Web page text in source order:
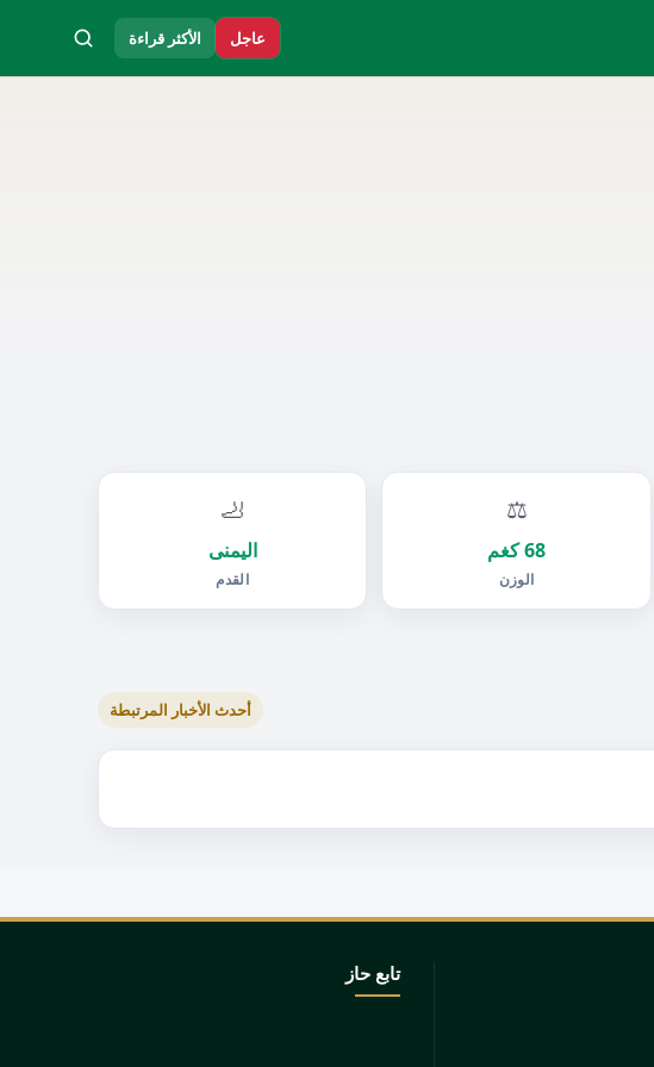
عاجل الأكثر قراءة
⚖️
68 كغم
الوزن
🦶
اليمنى
القدم
أحدث الأخبار المرتبطة
تابع حاز